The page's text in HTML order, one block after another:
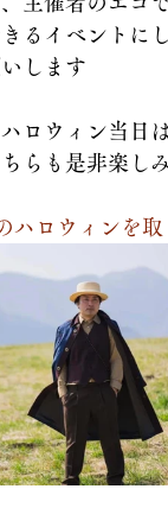
るイベントに
いします
ハロウィン当日
らも是非楽し
ハロウィンを取